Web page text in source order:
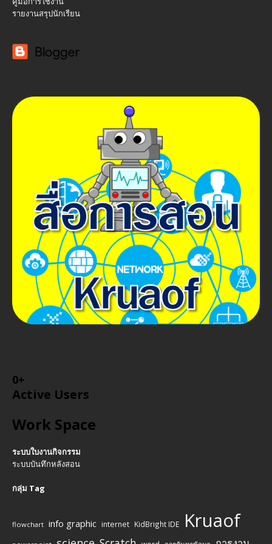
รายงานสรุปนักเรียน
0+
Active Users
Work Space
ระบบใบงานกิจกรรม
ระบบบันทึกหลังสอน
กลุ่ม Tag
flowchart info graphic internet KidBright IDE Kruaof